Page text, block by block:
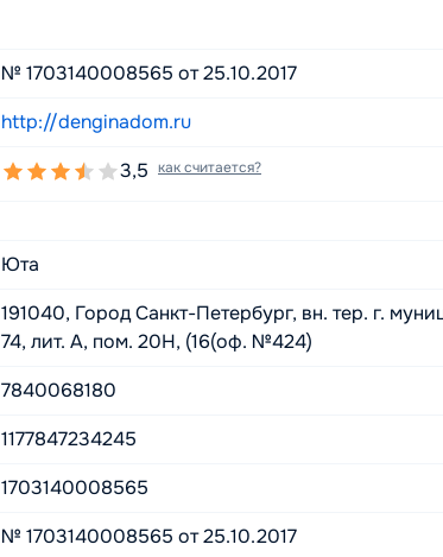
№ 1703140008565 от 25.10.2017
http://denginadom.ru
3,5 как считается?
Юта
191040, Город Санкт-Петербург, вн. тер. г.
74, лит. А, пом. 20Н, (16(оф. №424)
7840068180
1177847234245
1703140008565
№ 1703140008565 от 25.10.2017